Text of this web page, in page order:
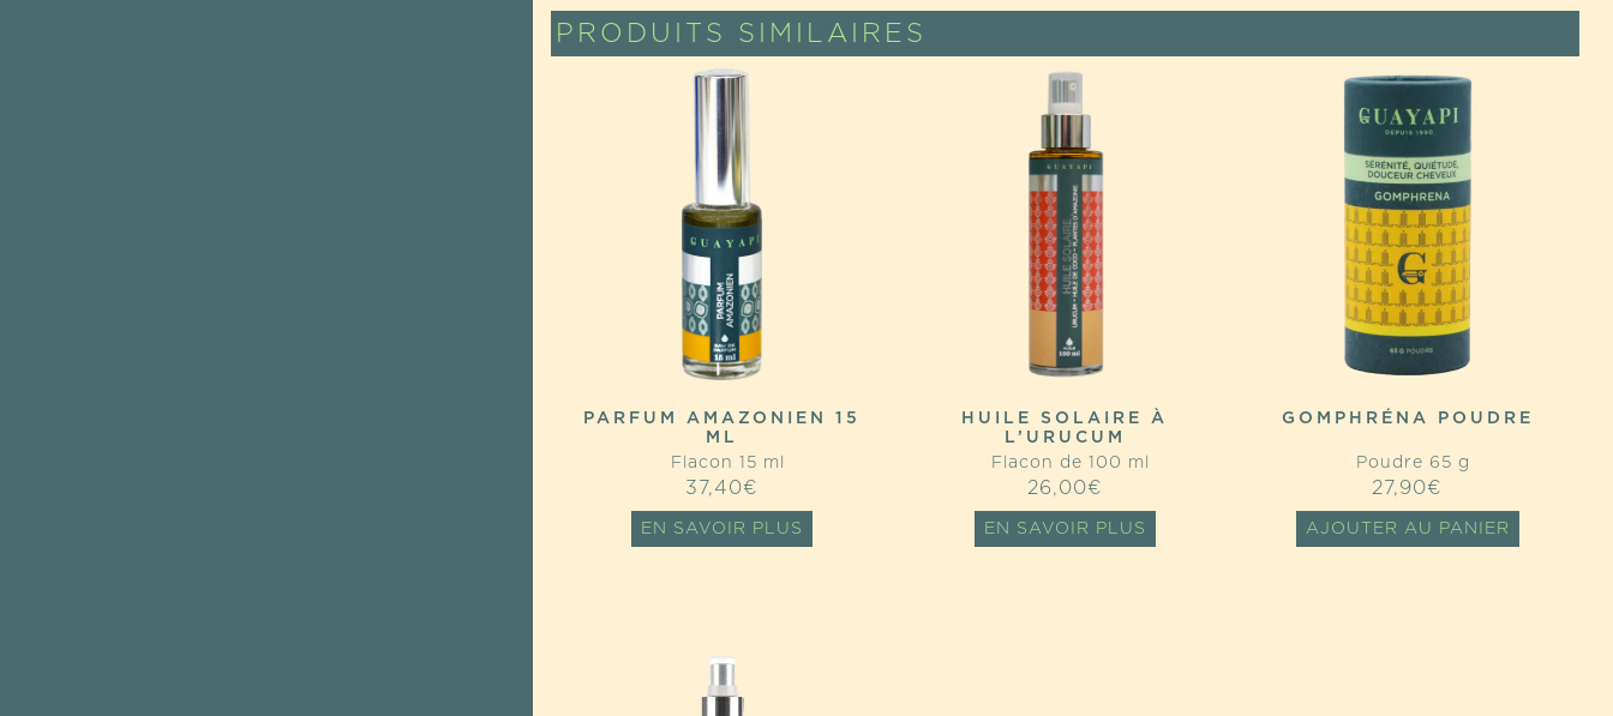
PRODUITS SIMILAIRES
PARFUM AMAZONIEN 15
ML
Flacon 15 ml
37,40€
EN SAVOIR PLUS
HUILE SOLAIRE À
L’URUCUM
Flacon de 100 ml
26,00€
EN SAVOIR PLUS
GOMPHRÉNA POUDRE
Poudre 65 g
27,90€
AJOUTER AU PANIER